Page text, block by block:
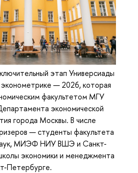
этап Универсиады
— 2026, которая
факультетом МГУ
экономической
города Москвы. В числе
— студенты факультета
МИЭФ НИУ ВШЭ и Санкт-
экономики и менеджмента
Петербурге.